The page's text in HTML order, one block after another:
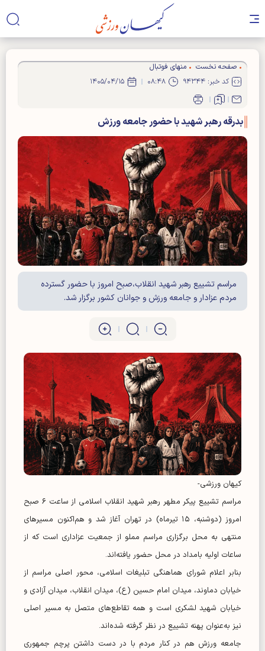
صفحه نخست
منهای فوتبال
کد خبر: ۹۴۳۴۴
۰۸:۴۸ ۱۴۰۵/۰۴/۱۵
بدرقه رهبر شهید با حضور جامعه ورزش
مراسم تشییع رهبر شهید انقلاب،صبح امروز با حضور گسترده
مردم عزادار و جامعه ورزش و جوانان کشور برگزار شد.
کیهان ورزشی-
مراسم تشییع پیکر مطهر رهبر شهید انقلاب اسلامی از ساعت ۶ صبح
امروز (دوشنبه، ۱۵ تیرماه) در تهران آغاز شد و هم‌اکنون مسیر‌های
منتهی به محل برگزاری مراسم مملو از جمعیت عزاداری است که از
ساعات اولیه بامداد در محل حضور یافته‌اند.
بنابر اعلام شورای هماهنگی تبلیغات اسلامی، محور اصلی مراسم از
خیابان دماوند، میدان امام حسین (ع)، میدان انقلاب، میدان آزادی و
خیابان شهید لشکری است و همه تقاطع‌های متصل به مسیر اصلی
نیز به‌عنوان پهنه تشییع در نظر گرفته شده‌اند.
جامعه ورزش هم در کنار مردم با در دست داشتن پرچم جمهوری